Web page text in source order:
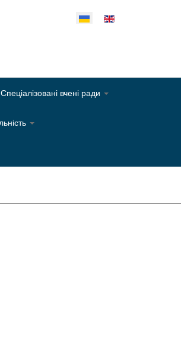
Спеціалізовані вчені ради